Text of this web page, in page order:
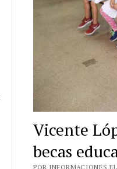
Vicente
becas
POR INFORMACIONES